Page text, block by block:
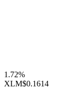
1.72%
XLM$0.1614